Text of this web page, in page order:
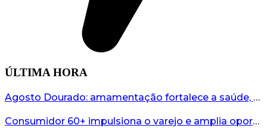
ÚLTIMA HORA
Agosto Dourado: amamentação fortalece a saúde, o desenvolvimento e os vínculos...
Consumidor 60+ impulsiona o varejo e amplia oportunidades para o comércio ...